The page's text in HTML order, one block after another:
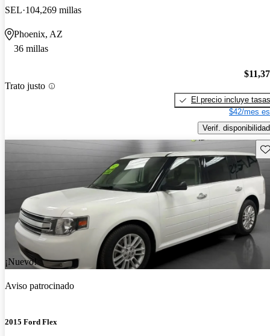
SEL 104,269 millas
Phoenix, AZ
36 millas
Trato justo
El precio incluye tasas
$42/mes
Verif. disponibilidad
¡Nuevo!
Aviso patrocinado
2015 Ford Flex